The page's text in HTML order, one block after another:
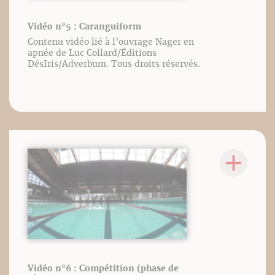
Vidéo n°5 : Caranguiform
Contenu vidéo lié à l’ouvrage Nager en
apnée de Luc Collard/Éditions
DésIris/Adverbum. Tous droits réservés.
Vidéo n°6 : Compétition (phase de